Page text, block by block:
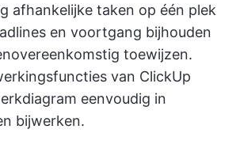
afhankelijke taken op één plek
en voortgang bijhouden
toewijzen.
van ClickUp
eenvoudig in
bijwerken.